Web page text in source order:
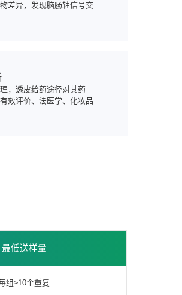
差异，发现脑肠轴信号交
，透皮给药途径对其药
效评价、法医学、化妆品
最低送样量
组≥10个重复